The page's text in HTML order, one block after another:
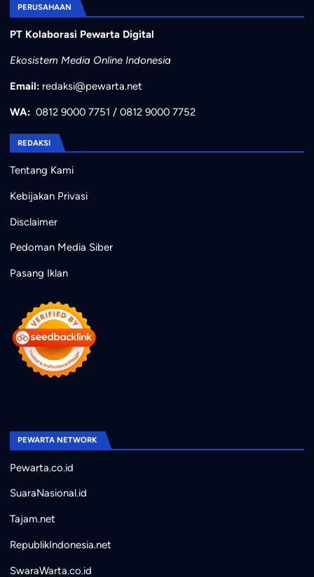
PERUSAHAAN
PT Kolaborasi Pewarta Digital
Ekosistem Media Online Indonesia
Email: redaksi@pewarta.net
WA: 0812 9000 7751 / 0812 9000 7752
REDAKSI
Tentang Kami
Kebijakan Privasi
Disclaimer
Pedoman Media Siber
Pasang Iklan
PEWARTA NETWORK
Pewarta.co.id
SuaraNasional.id
Tajam.net
RepublikIndonesia.net
SwaraWarta.co.id